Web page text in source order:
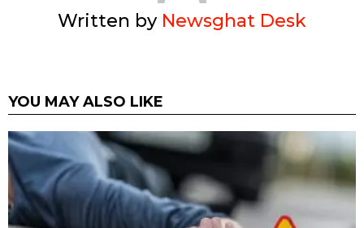
Written by Newsghat Desk
YOU MAY ALSO LIKE